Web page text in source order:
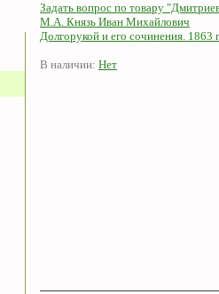
Задать вопрос по товару
М.А. Князь Иван Михайлович
Долгорукой и его сочинения. 1863
В наличии: Нет